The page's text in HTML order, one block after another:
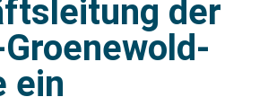
der
ein